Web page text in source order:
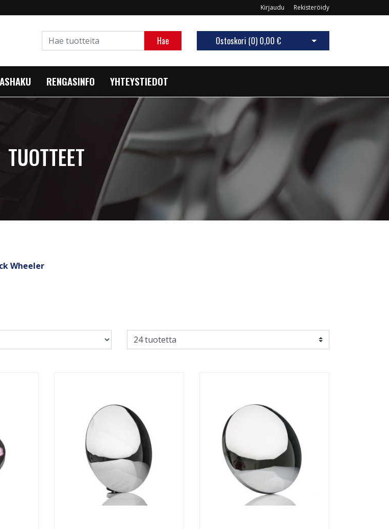
Kirjaudu Rekisteröidy
Hae Ostoskori (0) 0,00 € Avaa ostoskori
RENGASINFO YHTEYSTIEDOT
TUOTTEET
Wheeler